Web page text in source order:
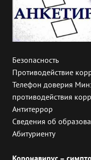
Безопасность
Противодействие
Телефон доверия
противодействия
Антитеррор
Сведения об
Абитуриенту